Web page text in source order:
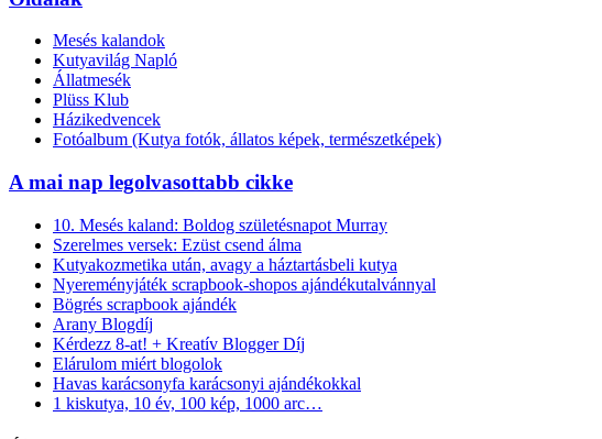
Mesés kalandok
Kutyavilág Napló
Állatmesék
Plüss Klub
Házikedvencek
Fotóalbum (Kutya fotók, állatos képek, természetképek)
A mai nap legolvasottabb cikke
10. Mesés kaland: Boldog születésnapot Murray
Szerelmes versek: Ezüst csend álma
Kutyakozmetika után, avagy a háztartásbeli kutya
Nyereményjáték scrapbook-shopos ajándékutalvánnyal
Bögrés scrapbook ajándék
Arany Blogdíj
Kérdezz 8-at! + Kreatív Blogger Díj
Elárulom miért blogolok
Havas karácsonyfa karácsonyi ajándékokkal
1 kiskutya, 10 év, 100 kép, 1000 arc…